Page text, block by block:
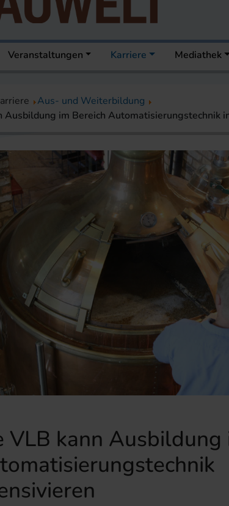
Veranstaltungen Karriere Mediathek
Aus- und Weiterbildung
Ausbildung im Bereich Automatisierungstechnik
VLB kann Ausbildung